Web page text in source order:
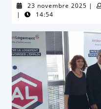
23 novembre 2025 23|
|
14:54